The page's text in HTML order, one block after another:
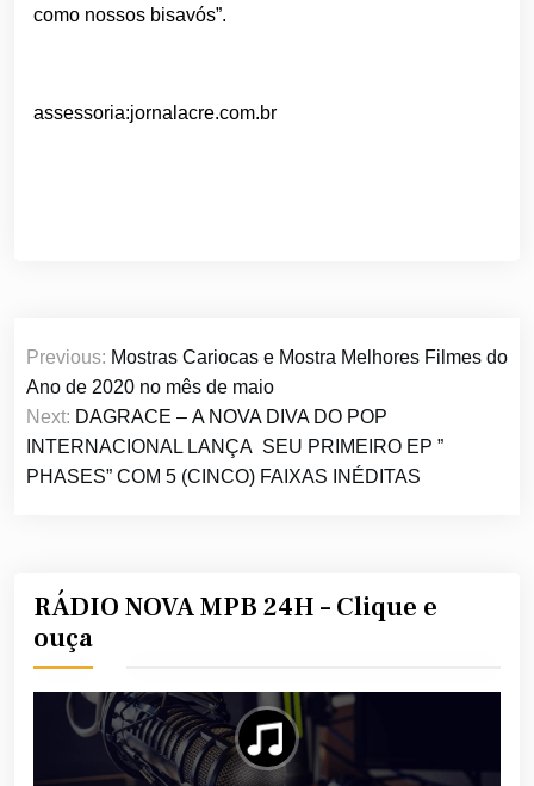
como nossos bisavós”.
assessoria:jornalacre.com.br
Navegação
de
Post
Previous: Mostras Cariocas e Mostra Melhores Filmes do
Ano de 2020 no mês de maio
Next: DAGRACE – A NOVA DIVA DO POP
INTERNACIONAL LANÇA SEU PRIMEIRO EP ”
PHASES” COM 5 (CINCO) FAIXAS INÉDITAS
RÁDIO NOVA MPB 24H – Clique e
ouça